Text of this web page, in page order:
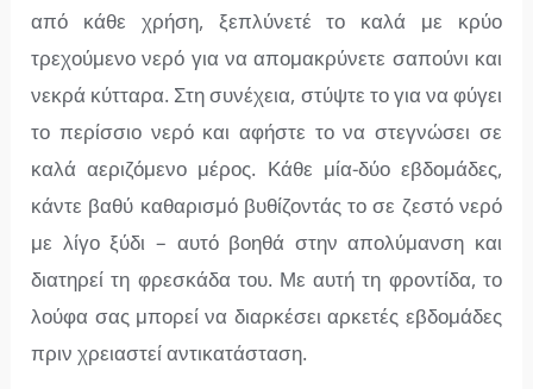
από κάθε χρήση, ξεπλύνετέ το καλά με κρύο
τρεχούμενο νερό για να απομακρύνετε σαπούνι και
νεκρά κύτταρα. Στη συνέχεια, στύψτε το για να φύγει
το περίσσιο νερό και αφήστε το να στεγνώσει σε
καλά αεριζόμενο μέρος. Κάθε μία-δύο εβδομάδες,
κάντε βαθύ καθαρισμό βυθίζοντάς το σε ζεστό νερό
με λίγο ξύδι – αυτό βοηθά στην απολύμανση και
διατηρεί τη φρεσκάδα του. Με αυτή τη φροντίδα, το
λούφα σας μπορεί να διαρκέσει αρκετές εβδομάδες
πριν χρειαστεί αντικατάσταση.